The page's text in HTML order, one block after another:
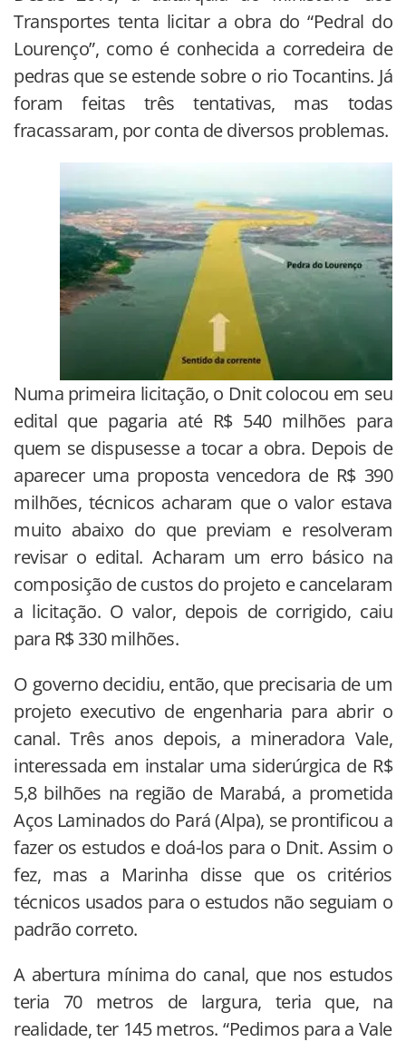
Transportes tenta licitar a obra do “Pedral do
Lourenço”, como é conhecida a corredeira de
pedras que se estende sobre o rio Tocantins. Já
foram feitas três tentativas, mas todas
fracassaram, por conta de diversos problemas.
Numa primeira licitação, o Dnit colocou em seu
edital que pagaria até R$ 540 milhões para
quem se dispusesse a tocar a obra. Depois de
aparecer uma proposta vencedora de R$ 390
milhões, técnicos acharam que o valor estava
muito abaixo do que previam e resolveram
revisar o edital. Acharam um erro básico na
composição de custos do projeto e cancelaram
a licitação. O valor, depois de corrigido, caiu
para R$ 330 milhões.
O governo decidiu, então, que precisaria de um
projeto executivo de engenharia para abrir o
canal. Três anos depois, a mineradora Vale,
interessada em instalar uma siderúrgica de R$
5,8 bilhões na região de Marabá, a prometida
Aços Laminados do Pará (Alpa), se prontificou a
fazer os estudos e doá-los para o Dnit. Assim o
fez, mas a Marinha disse que os critérios
técnicos usados para o estudos não seguiam o
padrão correto.
A abertura mínima do canal, que nos estudos
teria 70 metros de largura, teria que, na
realidade, ter 145 metros. “Pedimos para a Vale